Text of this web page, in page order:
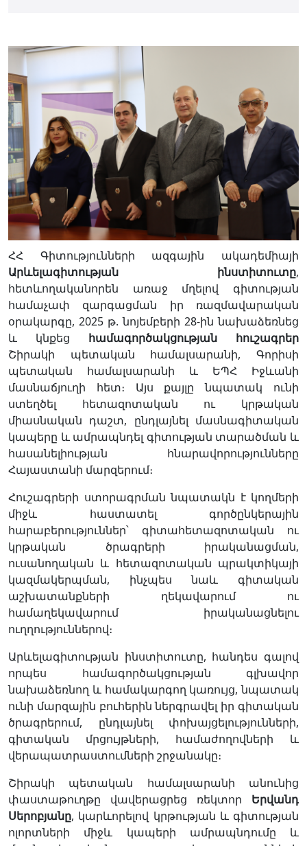
ՀՀ Գիտությունների ազգային ակադեմիայի
Արևելագիտության
ինստիտուտը,
հետևողականորեն առաջ մղելով գիտության
համաչափ զարգացման իր ռազմավարական
օրակարգը, 2025 թ. նոյեմբերի 28-ին նախաձեռնեց
և կնքեց համագործակցության
հուշագրեր
Շիրակի պետական համալսարանի, Գորիսի
պետական համալսարանի և ԵՊՀ Իջևանի
մասնաճյուղի հետ։ Այս քայլը նպատակ ունի
ստեղծել հետազոտական ու կրթական
միասնական դաշտ, ընդլայնել մասնագիտական
կապերը և ամրապնդել գիտության տարածման և
հասանելիության հնարավորությունները
Հայաստանի մարզերում։
Հուշագրերի ստորագրման նպատակն է կողմերի
միջև հաստատել գործընկերային
հարաբերություններ՝ գիտահետազոտական ու
կրթական ծրագրերի իրականացման,
ուսանողական և հետազոտական պրակտիկայի
կազմակերպման, ինչպես նաև գիտական
աշխատանքների ղեկավարում ու
համաղեկավարում իրականացնելու
ուղղություններով։
Արևելագիտության ինստիտուտը, հանդես գալով
որպես համագործակցության գլխավոր
նախաձեռնող և համակարգող կառույց, նպատակ
ունի մարզային բուհերին ներգրավել իր գիտական
ծրագրերում, ընդլայնել փոխայցելությունների,
գիտական մրցույթների, համաժողովների և
վերապատրաստումների շրջանակը։
Շիրակի պետական համալսարանի անունից
փաստաթուղթը վավերացրեց ռեկտոր Երվանդ
Սերոբյանը, կարևորելով կրթության և գիտության
ոլորտների միջև կապերի ամրապնդումը և